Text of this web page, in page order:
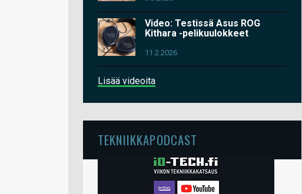
Video: Testissä Asus ROG
Kithara -pelikuulokkeet
11.2.2026
Lisää videoita
TEKNIIKKAPODCAST